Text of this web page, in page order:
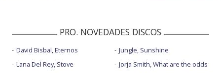
PRO. NOVEDADES DISCOS
David Bisbal, Eternos
Lana Del Rey, Stove
Jungle, Sunshine
Jorja Smith, What are the odds